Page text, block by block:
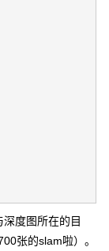
度图所在的目
张的slam啦）。